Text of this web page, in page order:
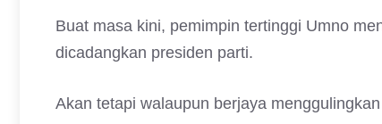
Buat masa kini, pemimpin tertinggi Umno
dicadangkan presiden parti.
Akan tetapi walaupun berjaya